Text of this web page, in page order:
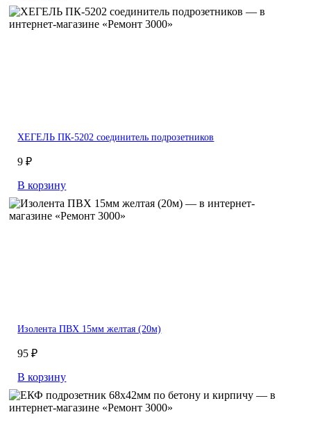
ХЕГЕЛЬ ПК-5202 соединитель подрозетников
9 ₽
В корзину
Изолента ПВХ 15мм желтая (20м)
95 ₽
В корзину